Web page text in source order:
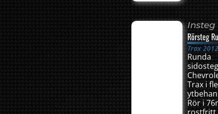
Insteg
Rörsteg
Trax
Runda
Trax i
Rör i